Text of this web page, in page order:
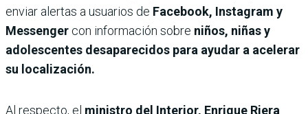
enviar alertas a usuarios de Facebook, Instagram y
Messenger con información sobre niños, niñas y
adolescentes desaparecidos para ayudar a acelerar
su localización.
Al respecto, el ministro del Interior, Enrique Riera